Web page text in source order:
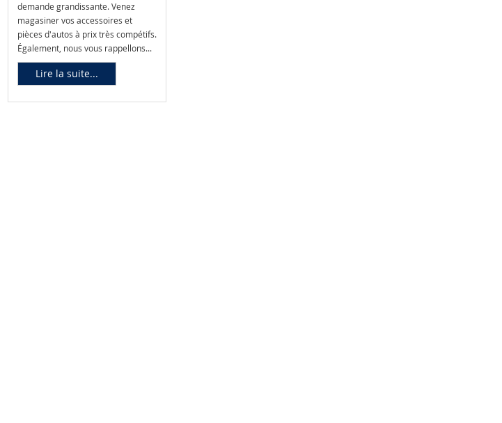
demande grandissante. Venez
magasiner vos accessoires et
pièces d'autos à prix très compétifs.
Également, nous vous rappellons...
Lire la suite...